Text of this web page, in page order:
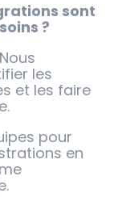
sont
?
les
et les faire
pour
en